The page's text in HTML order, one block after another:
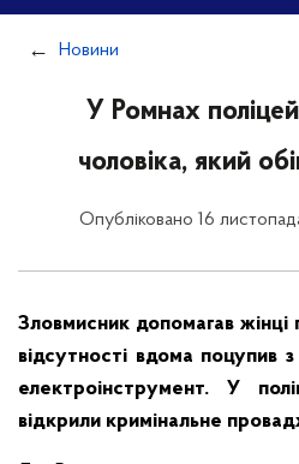
Новини
У Ромнах
чоловіка, який
Опубліковано 16
Зловмисник допомагав жінці
відсутності вдома поцупив
електроінструмент. У
відкрили кримінальне